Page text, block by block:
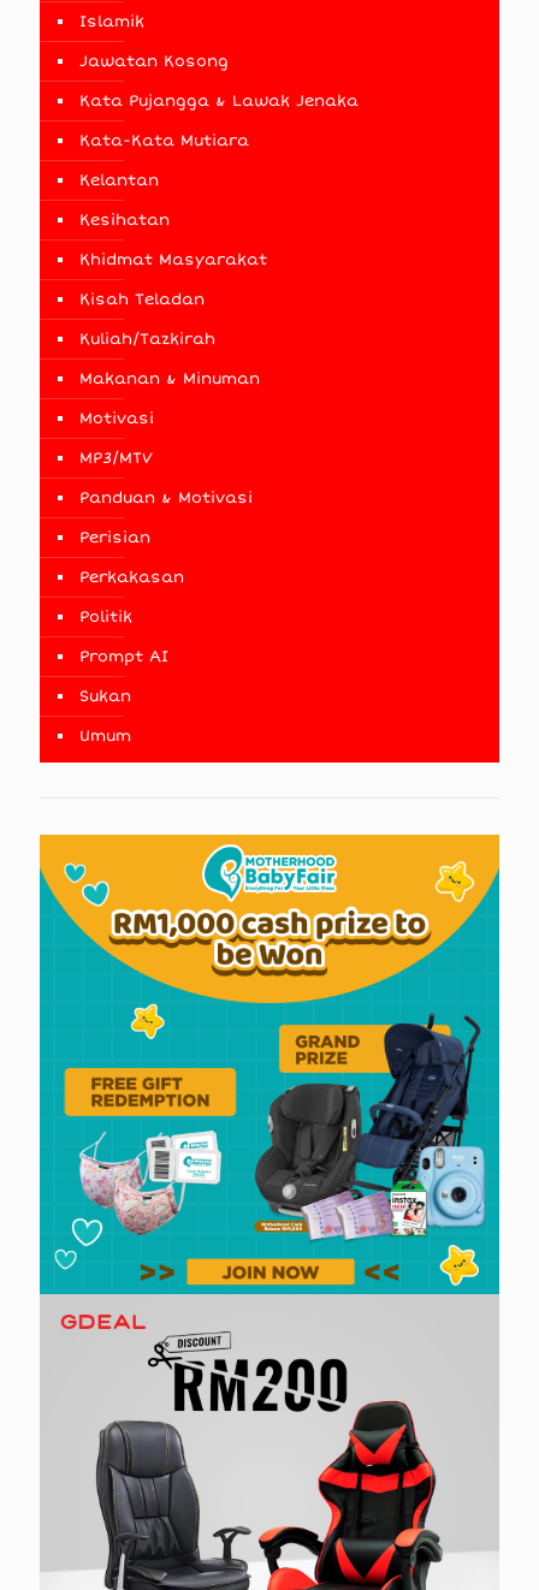
Islamik
Jawatan Kosong
Kata Pujangga & Lawak Jenaka
Kata-Kata Mutiara
Kelantan
Kesihatan
Khidmat Masyarakat
Kisah Teladan
Kuliah/Tazkirah
Makanan & Minuman
Motivasi
MP3/MTV
Panduan & Motivasi
Perisian
Perkakasan
Politik
Prompt AI
Sukan
Umum